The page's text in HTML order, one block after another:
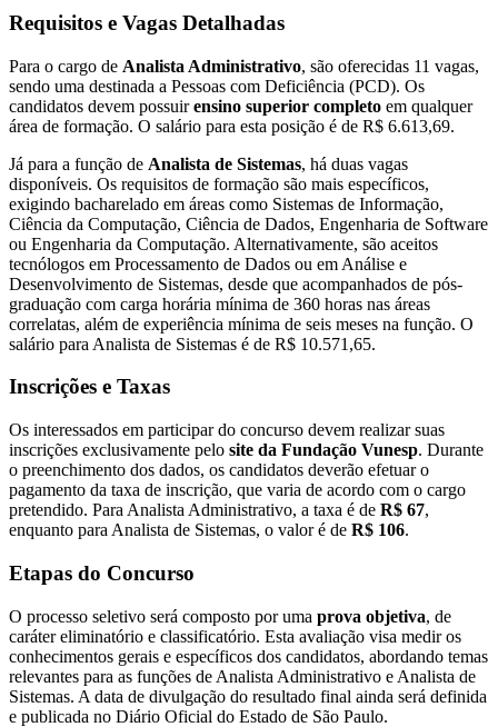
Requisitos e Vagas Detalhadas
Para o cargo de Analista Administrativo, são oferecidas 11 vagas,
sendo uma destinada a Pessoas com Deficiência (PCD). Os
candidatos devem possuirensino superior completo em qualquer
área de formação. O salário para esta posição é de R$ 6.613,69.
Já para a função de Analista de Sistemas, há duas vagas
disponíveis. Os requisitos de formação são mais específicos,
exigindo bacharelado em áreas como Sistemas de Informação,
Ciência da Computação, Ciência de Dados, Engenharia de Software
ou Engenharia da Computação. Alternativamente, são aceitos
tecnólogos em Processamento de Dados ou em Análise e
Desenvolvimento de Sistemas, desde que acompanhados de pós-
graduação com carga horária mínima de 360 horas nas áreas
correlatas, além de experiência mínima de seis meses na função. O
salário para Analista de Sistemas é de R$ 10.571,65.
Inscrições e Taxas
Os interessados em participar do concurso devem realizar suas
inscrições exclusivamente pelo site da Fundação Vunesp. Durante
o preenchimento dos dados, os candidatos deverão efetuar o
pagamento da taxa de inscrição, que varia de acordo com o cargo
pretendido. Para Analista Administrativo, a taxa é de R$ 67,
enquanto para Analista de Sistemas, o valor é de R$ 106.
Etapas do Concurso
O processo seletivo será composto por uma prova objetiva, de
caráter eliminatório e classificatório. Esta avaliação visa medir os
conhecimentos gerais e específicos dos candidatos, abordando temas
relevantes para as funções de Analista Administrativo e Analista de
Sistemas. A data de divulgação do resultado final ainda será definida
e publicada no Diário Oficial do Estado de São Paulo.